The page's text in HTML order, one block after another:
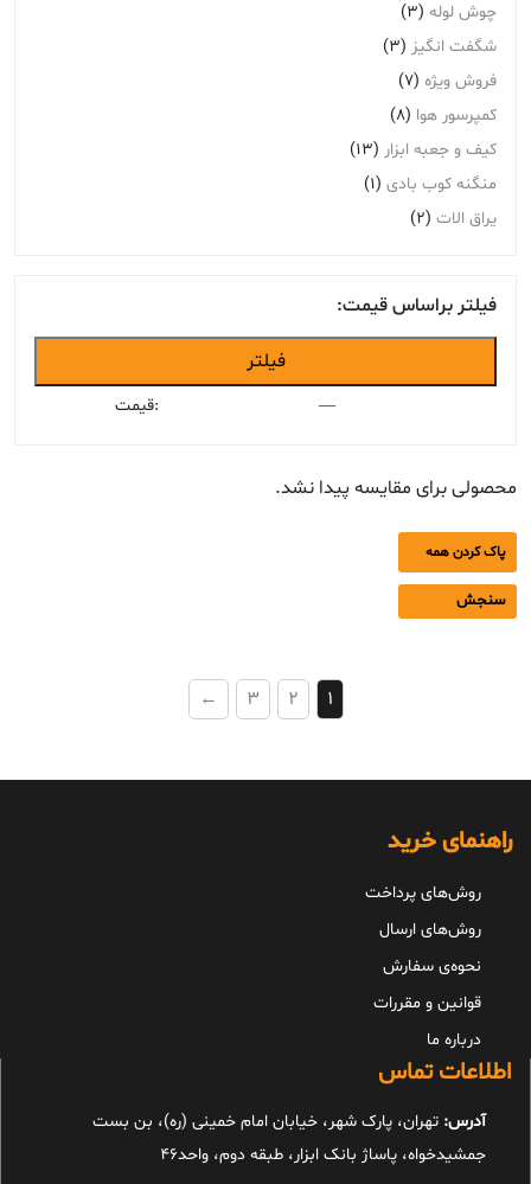
چوش لوله (3)
شگفت انگیز (3)
فروش ویژه (7)
کمپرسور هوا (8)
کیف و جعبه ابزار (13)
منگنه کوب بادی (1)
یراق الات (2)
فیلتر براساس قیمت:
فیلتر
قیمت: —
محصولی برای مقایسه پیدا نشد.
پاک کردن همه
سنجش
1
2
3
←
راهنمای خرید
روش‌های پرداخت
روش‌های ارسال
نحوه‌ی سفارش
قوانین و مقررات
درباره ما
اطلاعات تماس
آدرس: تهران، پارک شهر، خیابان امام خمینی (ره)، بن بست
جمشیدخواه، پاساژ بانک ابزار، طبقه دوم، واحد46